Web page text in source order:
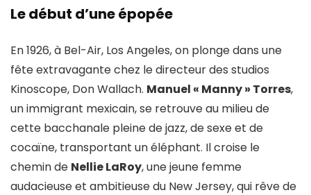
Le début d’une épopée
En 1926, à Bel-Air, Los Angeles, on plonge dans une
fête extravagante chez le directeur des studios
Kinoscope, Don Wallach. Manuel « Manny » Torres,
un immigrant mexicain, se retrouve au milieu de
cette bacchanale pleine de jazz, de sexe et de
cocaïne, transportant un éléphant. Il croise le
chemin de Nellie LaRoy, une jeune femme
audacieuse et ambitieuse du New Jersey, qui rêve de